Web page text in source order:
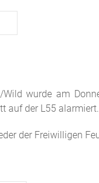
wurde am
auf der L55 alarmiert.
der Freiwilligen